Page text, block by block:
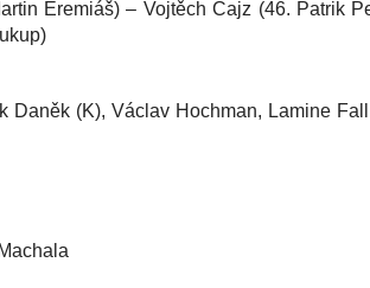
Eremiáš) – Vojtěch Cajz (46. Patrik
(K), Václav Hochman, Lamine